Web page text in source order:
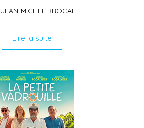
JEAN-MICHEL BROCAL
Lire la suite